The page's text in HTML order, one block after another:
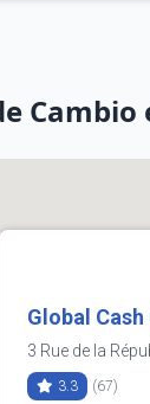
Global Cash
3 Rue de la
3.3 (67)